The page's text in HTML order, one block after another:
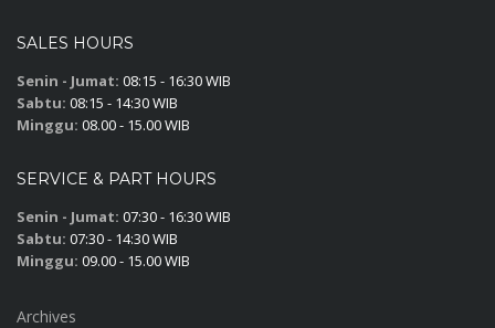
SALES HOURS
Senin - Jumat: 08:15 - 16:30 WIB
Sabtu: 08:15 - 14:30 WIB
Minggu: 08.00 - 15.00 WIB
SERVICE & PART HOURS
Senin - Jumat: 07:30 - 16:30 WIB
Sabtu: 07:30 - 14:30 WIB
Minggu: 09.00 - 15.00 WIB
Archives